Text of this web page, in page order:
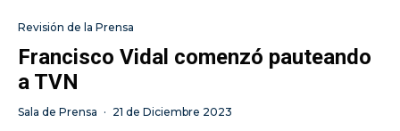
Revisión de la Prensa
Francisco Vidal comenzó pauteando
a TVN
Sala de Prensa · 21 de Diciembre 2023